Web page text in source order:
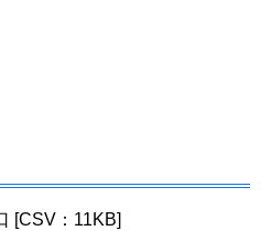
[CSV：11KB]